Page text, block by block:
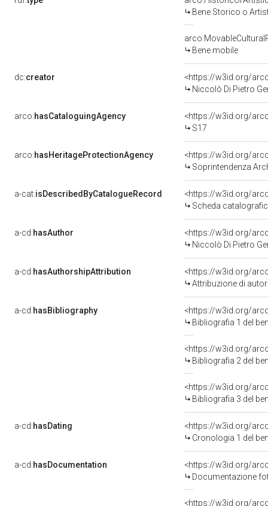
Bene Storico o
Bene mobile
dc:creator
<https://w3id.org/
Niccolò Di Pietro
arco:hasCataloguingAgency
<https://w3id.org/
S17
arco:hasHeritageProtectionAgency
<https://w3id.org/
Soprintendenza
a-cat:isDescribedByCatalogueRecord
<https://w3id.org/
Scheda
a-cd:hasAuthor
<https://w3id.org/
Niccolò Di Pietro
a-cd:hasAuthorshipAttribution
<https://w3id.org/
Attribuzione di
a-cd:hasBibliography
<https://w3id.org/
Bibliografia 1 del
<https://w3id.org/
Bibliografia 2 del
<https://w3id.org/
Bibliografia 3 del
a-cd:hasDating
<https://w3id.org/
Cronologia 1 del
a-cd:hasDocumentation
Documentazione